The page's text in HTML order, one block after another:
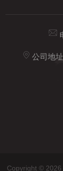
公司地
Copyright ©